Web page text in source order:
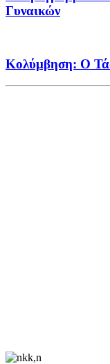
Γυναικών
Κολύμβηση: Ο